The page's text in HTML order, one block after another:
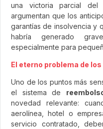
una victoria parcial del
argumentan que los
garantías de insolvencia y
habría generado
especialmente para
El eterno problema de
Uno de los puntos más
el sistema de
novedad relevante:
aerolínea, hotel o
servicio contratado,